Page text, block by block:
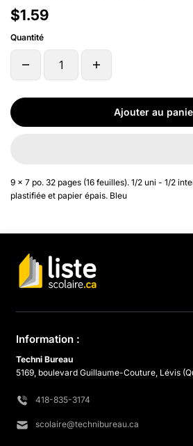
$1.59
Quantité
Ajouter au
9 x 7 po. 32 pages (16 feuilles). 1/2 uni - 1/2
plastifiée et papier épais. Bleu
Information :
Techni Bureau
5169, boulevard Guillaume-Couture, Lévis
418-835-3174
scolaire@technibureau.ca